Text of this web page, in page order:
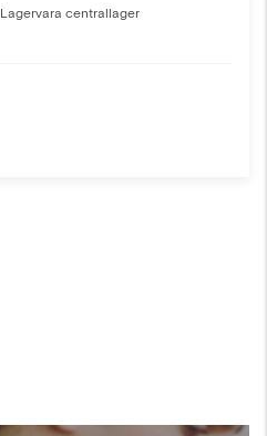
Lagervara centrallager